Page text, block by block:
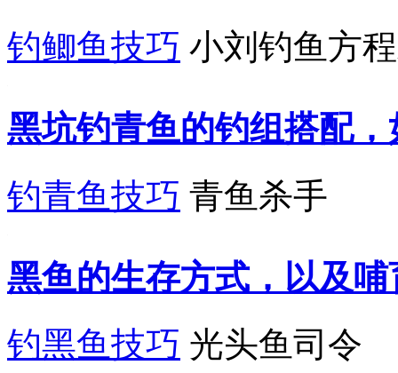
钓鲫鱼技巧 小刘钓鱼方
黑坑钓青鱼的钓组搭配
钓青鱼技巧 青鱼杀手
黑鱼的生存方式，以及
钓黑鱼技巧 光头鱼司令